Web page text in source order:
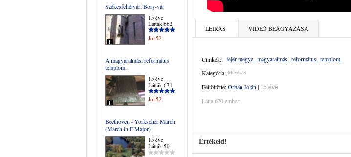
Székesfehérvár, Bory-vár
15 éve
Látták:662
Joli52
A magyaralmási református
templom.
15 éve
Látták:671
Joli52
Beethoven - Yorkscher March
(March in F Major)
15 éve
Látták:50
LEÍRÁS VIDEÓ BEÁGYAZÁSA
Címkék: fejér megye magyaralmás református templom
Kategória: Művészet
Feltöltötte:Orbán Jolán | 15 éve
Látta 670 ember.
Értékeld!